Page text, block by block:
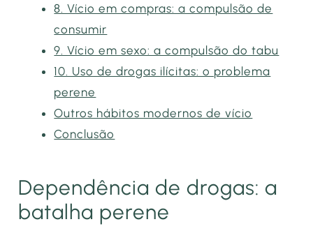
8. Vício em compras: a compulsão de
consumir
9. Vício em sexo: a compulsão do tabu
10. Uso de drogas ilícitas: o problema
perene
Outros hábitos modernos de vício
Conclusão
Dependência de drogas: a
batalha perene